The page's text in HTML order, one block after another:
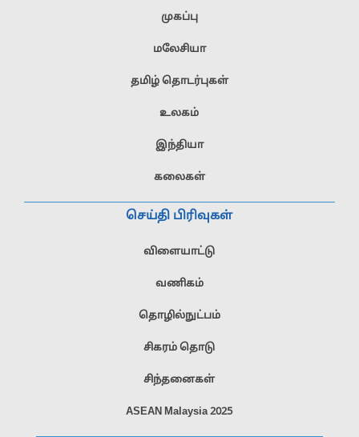
முகப்பு
மலேசியா
தமிழ் தொடர்புகள்
உலகம்
இந்தியா
கலைகள்
செய்தி பிரிவுகள்
விளையாட்டு
வணிகம்
தொழில்நுட்பம்
சிகரம் தொடு
சிந்தனைகள்
ASEAN Malaysia 2025